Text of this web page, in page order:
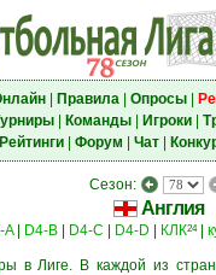
| Правила| Опросы|
| Команды| Игроки|
Рейтинги| Форум Чат|
Сезон:
Англия
A| D4-B| D4-C D4-D КЛК24|
в Лиге. В каждой из